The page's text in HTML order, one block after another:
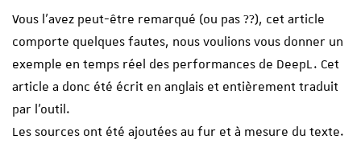
Vous l’avez peut-être remarqué (ou pas ??), cet article
comporte quelques fautes, nous voulions vous donner un
exemple en temps réel des performances de DeepL. Cet
article a donc été écrit en anglais et entièrement traduit
par l’outil.
Les sources ont été ajoutées au fur et à mesure du texte.